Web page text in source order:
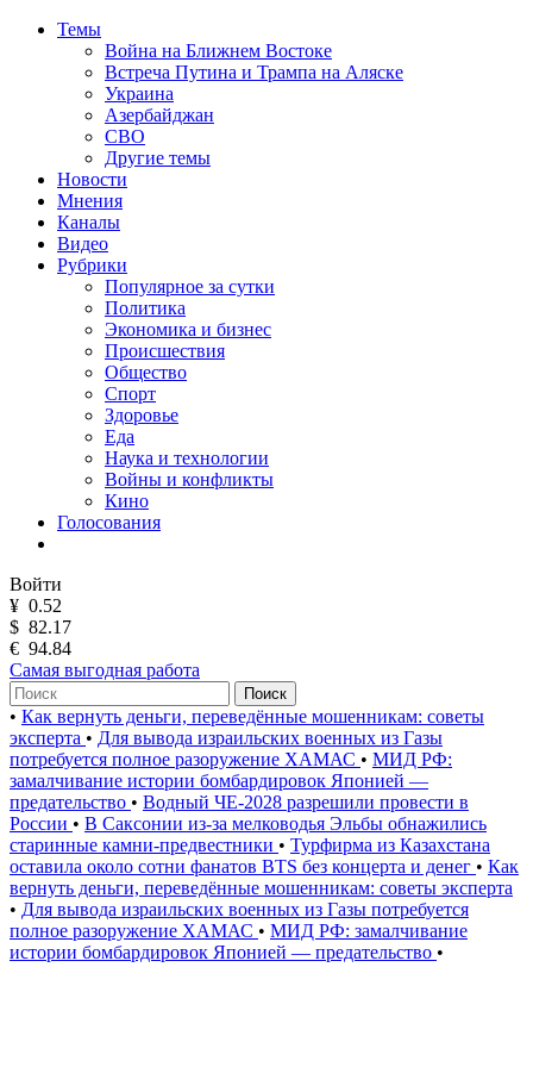
Темы
Война на Ближнем Востоке
Встреча Путина и Трампа на Аляске
Украина
Азербайджан
СВО
Другие темы
Новости
Мнения
Каналы
Видео
Рубрики
Популярное за сутки
Политика
Экономика и бизнес
Происшествия
Общество
Спорт
Здоровье
Еда
Наука и технологии
Войны и конфликты
Кино
Голосования
Войти
¥ 0.52
$ 82.17
€ 94.84
Самая выгодная работа
Поиск
• Как вернуть деньги, переведённые мошенникам: советы
эксперта • Для вывода израильских военных из Газы
потребуется полное разоружение ХАМАС • МИД РФ:
замалчивание истории бомбардировок Японией —
предательство • Водный ЧЕ-2028 разрешили провести в
России • В Саксонии из-за мелководья Эльбы обнажились
старинные камни-предвестники • Турфирма из Казахстана
оставила около сотни фанатов BTS без концерта и денег • Как
вернуть деньги, переведённые мошенникам: советы эксперта
• Для вывода израильских военных из Газы потребуется
полное разоружение ХАМАС • МИД РФ: замалчивание
истории бомбардировок Японией — предательство •